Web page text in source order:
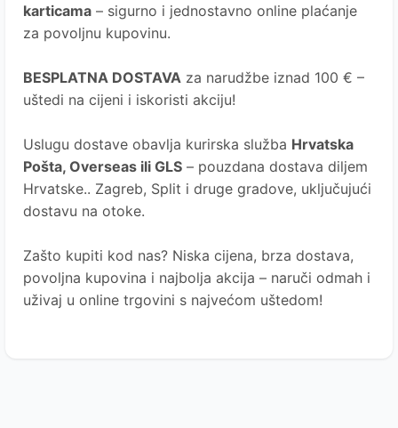
karticama – sigurno i jednostavno online plaćanje
za povoljnu kupovinu.
BESPLATNA DOSTAVA za narudžbe iznad 100 € –
uštedi na cijeni i iskoristi akciju!
Uslugu dostave obavlja kurirska služba Hrvatska
Pošta, Overseas ili GLS – pouzdana dostava diljem
Hrvatske.. Zagreb, Split i druge gradove, uključujući
dostavu na otoke.
Zašto kupiti kod nas? Niska cijena, brza dostava,
povoljna kupovina i najbolja akcija – naruči odmah i
uživaj u online trgovini s najvećom uštedom!